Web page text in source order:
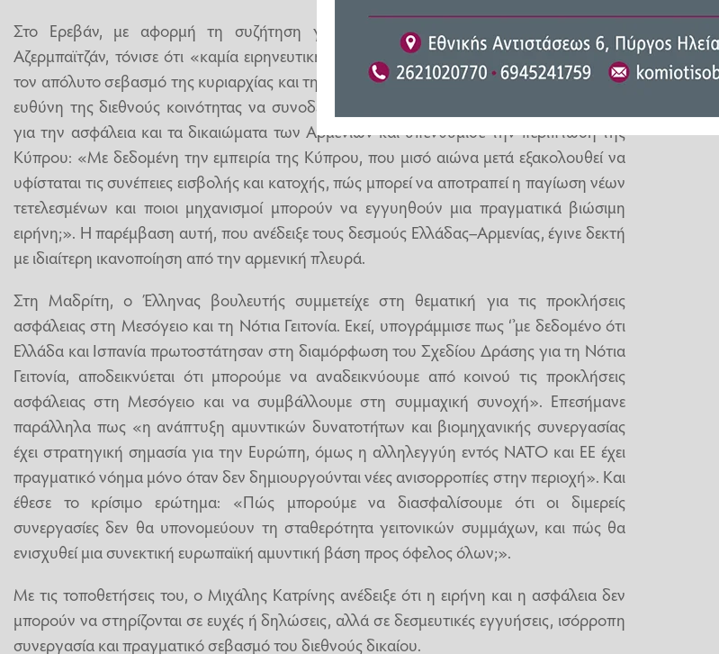
Στο Ερεβάν, με αφορμή τη συζήτηση για την ειρηνευτική συμφωνία Αρμενίας–
Αζερμπαϊτζάν, τόνισε ότι «καμία ειρηνευτική συμφωνία δεν μπορεί να αποδώσει χωρίς
τον απόλυτο σεβασμό της κυριαρχίας και της εδαφικής ακεραιότητας». Υπογράμμισε την
ευθύνη της διεθνούς κοινότητας να συνοδεύσει τη συμφωνία με αξιόπιστες εγγυήσεις
για την ασφάλεια και τα δικαιώματα των Αρμενίων και υπενθύμισε την περίπτωση της
Κύπρου: «Με δεδομένη την εμπειρία της Κύπρου, που μισό αιώνα μετά εξακολουθεί να
υφίσταται τις συνέπειες εισβολής και κατοχής, πώς μπορεί να αποτραπεί η παγίωση νέων
τετελεσμένων και ποιοι μηχανισμοί μπορούν να εγγυηθούν μια πραγματικά βιώσιμη
ειρήνη;». Η παρέμβαση αυτή, που ανέδειξε τους δεσμούς Ελλάδας–Αρμενίας, έγινε δεκτή
με ιδιαίτερη ικανοποίηση από την αρμενική πλευρά.
Στη Μαδρίτη, ο Έλληνας βουλευτής συμμετείχε στη θεματική για τις προκλήσεις
ασφάλειας στη Μεσόγειο και τη Νότια Γειτονία. Εκεί, υπογράμμισε πως ‘’με δεδομένο ότι
Ελλάδα και Ισπανία πρωτοστάτησαν στη διαμόρφωση του Σχεδίου Δράσης για τη Νότια
Γειτονία, αποδεικνύεται ότι μπορούμε να αναδεικνύουμε από κοινού τις προκλήσεις
ασφάλειας στη Μεσόγειο και να συμβάλλουμε στη συμμαχική συνοχή». Επεσήμανε
παράλληλα πως «η ανάπτυξη αμυντικών δυνατοτήτων και βιομηχανικής συνεργασίας
έχει στρατηγική σημασία για την Ευρώπη, όμως η αλληλεγγύη εντός ΝΑΤΟ και ΕΕ έχει
πραγματικό νόημα μόνο όταν δεν δημιουργούνται νέες ανισορροπίες στην περιοχή». Και
έθεσε το κρίσιμο ερώτημα: «Πώς μπορούμε να διασφαλίσουμε ότι οι διμερείς
συνεργασίες δεν θα υπονομεύουν τη σταθερότητα γειτονικών συμμάχων, και πώς θα
ενισχυθεί μια συνεκτική ευρωπαϊκή αμυντική βάση προς όφελος όλων;».
Με τις τοποθετήσεις του, ο Μιχάλης Κατρίνης ανέδειξε ότι η ειρήνη και η ασφάλεια δεν
μπορούν να στηρίζονται σε ευχές ή δηλώσεις, αλλά σε δεσμευτικές εγγυήσεις, ισόρροπη
συνεργασία και πραγματικό σεβασμό του διεθνούς δικαίου.